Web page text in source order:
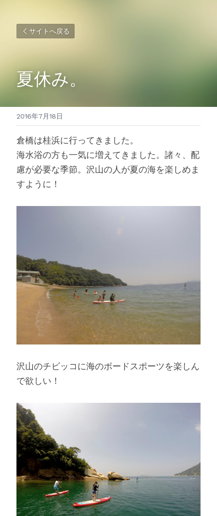
サイトへ戻る
夏休み。
2016年7月18日
倉橋は桂浜に行ってきました。
海水浴の方も一気に増えてきました。諸々、配
慮が必要な季節。沢山の人が夏の海を楽しめま
すように！
沢山のチビッコに海のボードスポーツを楽しん
で欲しい！